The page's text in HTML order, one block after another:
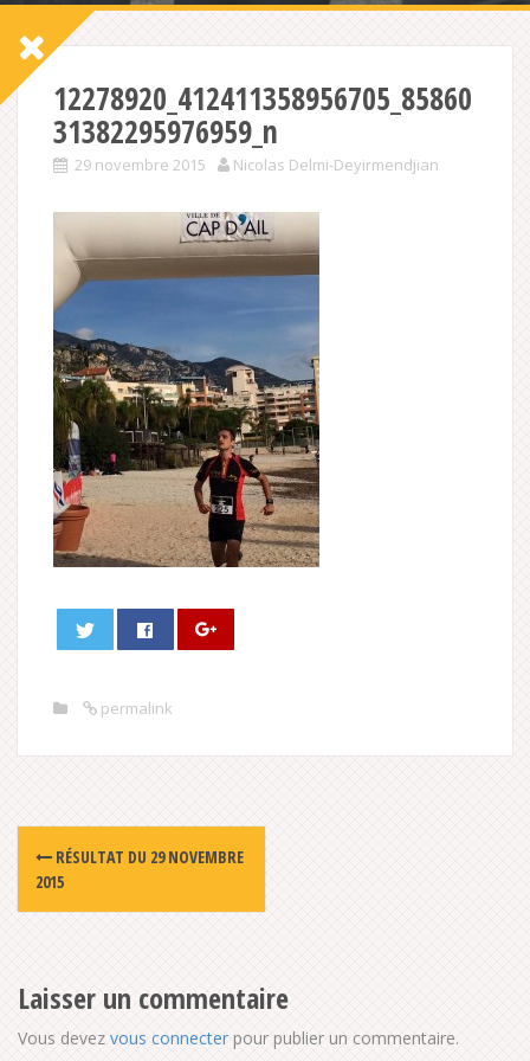
12278920_412411358956705_85860
31382295976959_n
29 novembre 2015 Nicolas Delmi-Deyirmendjian
permalink
Post
navigation
RÉSULTAT DU 29 NOVEMBRE
2015
Laisser un commentaire
Vous devez vous connecter pour publier un commentaire.